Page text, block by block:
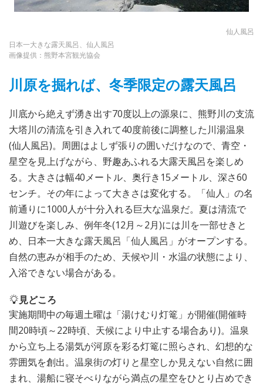
仙人風呂
日本一大きな露天風呂、仙人風呂
画像提供：熊野本宮観光協会
川原を掘れば、冬季限定の露天風呂
川底から絶えず湧き出す70度以上の源泉に、熊野川の支流
大塔川の清流を引き入れて40度前後に調整した川湯温泉
(仙人風呂)。周囲はよしず張りの囲いだけなので、青空・
星空を見上げながら、野趣あふれる大露天風呂を楽しめ
る。大きさは幅40メートル、奥行き15メートル、深さ60
センチ。その年によって大きさは変化する。「仙人」の名
前通りに1000人が十分入れる巨大な温泉だ。夏は清流で
川遊びを楽しみ、例年冬(12月～2月)には川を一部せきと
め、日本一大きな露天風呂「仙人風呂」がオープンする。
自然の恵みが相手のため、天候や川・水温の状態により、
入浴できない場合がある。
見どころ
実施期間中の毎週土曜は「湯けむり灯篭」が開催(開催時
間20時頃～22時頃、天候により中止する場合あり)。温泉
から立ち上る湯気が河原を彩る灯篭に照らされ、幻想的な
雰囲気を創出。温泉街の灯りと星空しか見えない自然に囲
まれ、湯船に寝そべりながら満点の星空をひとり占めでき